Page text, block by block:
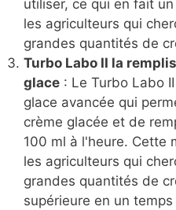
utiliser, ce qui en fait
les agriculteurs qui
grandes quantités de
Turbo Labo II la
glace : Le Turbo Labo
glace avancée qui
crème glacée et de
100 ml à l'heure. Cette
les agriculteurs qui
grandes quantités de
supérieure en un